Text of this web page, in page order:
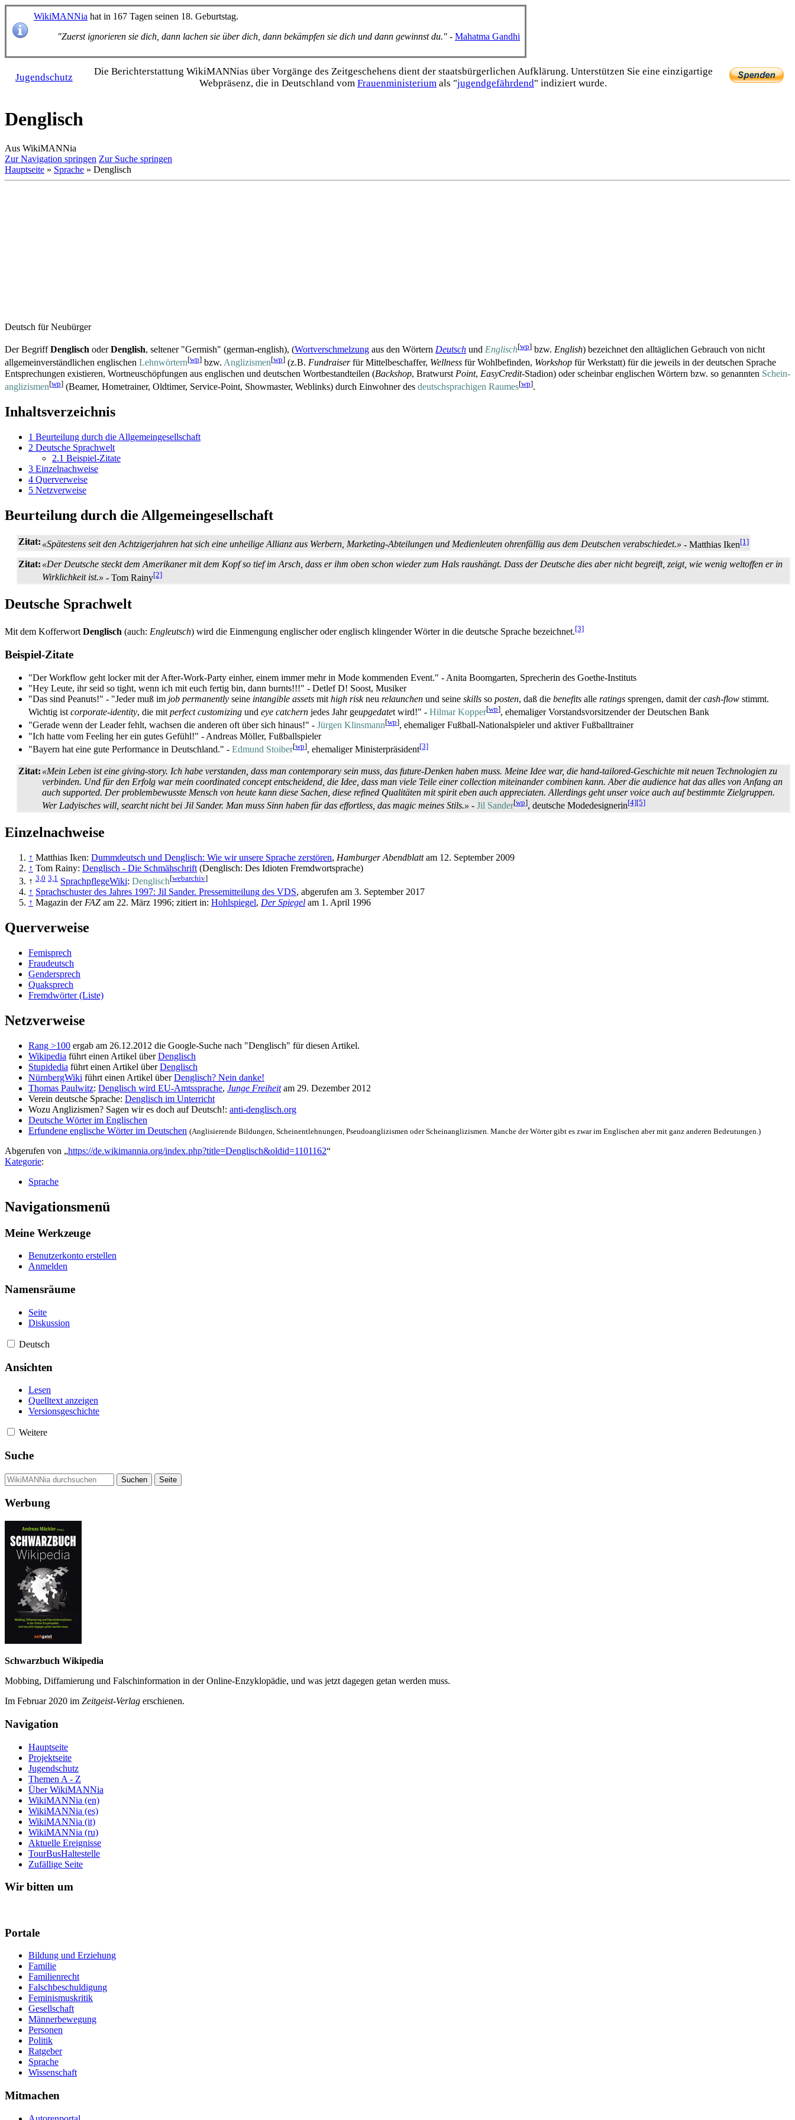
WikiMANNia hat in 167 Tagen seinen 18. Geburtstag.
"Zuerst ignorieren sie dich, dann lachen sie über dich, dann bekämpfen sie dich und dann gewinnst du." - Mahatma Gandhi
Jugendschutz
Die Bericht­erstattung WikiMANNias über Vorgänge des Zeitgeschehens dient der staats­bürgerlichen Aufklärung. Unterstützen Sie eine einzig­artige
Webpräsenz, die in Deutschland vom Frauen­ministerium als "jugend­gefährdend" indiziert wurde.
Denglisch
Aus WikiMANNia
Zur Navigation springen Zur Suche springen
Hauptseite » Sprache » Denglisch
Deutsch für Neubürger
Der BegriffDenglisch oderDenglish, seltener "Germish" (german-english), (Wort­verschmelzung aus den Wörtern Deutsch und Englisch[wp] bzw. English) bezeichnet den alltäglichen Gebrauch von nicht
allgemein­verständlichen englischen Lehnwörtern[wp] bzw. Anglizismen[wp] (z.B. Fundraiserfür Mittelbeschaffer, Wellness für Wohlbefinden, Workshop für Werkstatt) für die jeweils in der deutschen Sprache
Entsprechungen existieren, Wort­neu­schöpfungen aus englischen und deutschen Wort­bestand­teilen (Backshop, Bratwurst Point, EasyCredit-Stadion) oder scheinbar englischen Wörtern bzw. so genannten Schein­
anglizismen[wp] (Beamer, Hometrainer, Oldtimer, Service-Point, Showmaster, Weblinks) durch Einwohner des deutsch­sprachigen Raumes[wp].
Inhaltsverzeichnis
1 Beurteilung durch die Allgemeingesellschaft
2 Deutsche Sprachwelt
2.1 Beispiel-Zitate
3 Einzelnachweise
4 Querverweise
5 Netzverweise
Beurteilung durch die Allgemeingesellschaft
Zitat: «Spätestens seit den Achtzigerjahren hat sich eine unheilige Allianz aus Werbern, Marketing-Abteilungen und Medien­leuten ohrenfällig aus dem Deutschen verabschiedet.» - Matthias Iken[1]
Zitat: «Der Deutsche steckt dem Amerikaner mit dem Kopf so tief im Arsch, dass er ihm oben schon wieder zum Hals raushängt. Dass der Deutsche dies aber nicht begreift, zeigt, wie wenig weltoffen er in
Wirklichkeit ist.» - Tom Rainy[2]
Deutsche Sprachwelt
Mit dem KofferwortDenglisch (auch: Engleutsch) wird die Einmengung englischer oder englisch klingender Wörter in die deutsche Sprache bezeichnet.[3]
Beispiel-Zitate
"Der Workflow geht locker mit der After-Work-Party einher, einem immer mehr in Mode kommenden Event." - Anita Boomgarten, Sprecherin des Goethe-Instituts
"Hey Leute, ihr seid so tight, wenn ich mit euch fertig bin, dann burnts!!!" - Detlef D! Soost, Musiker
"Das sind Peanuts!" - "Jeder muß im job permanently seine intangible assets mit high riskneu relaunchen und seine skills so posten, daß die benefits alle ratings sprengen, damit dercash-flow stimmt.
Wichtig ist corporate-identity, die mit perfect customizing und eye catchern jedes Jahr geupgedatet wird!" - Hilmar Kopper[wp], ehemaliger Vorstands­vorsitzender der Deutschen Bank
"Gerade wenn der Leader fehlt, wachsen die anderen oft über sich hinaus!" - Jürgen Klinsmann[wp], ehemaliger Fußball-Nationalspieler und aktiver Fußballtrainer
"Ich hatte vom Feeling her ein gutes Gefühl!" - Andreas Möller, Fußballspieler
"Bayern hat eine gute Performance in Deutschland." - Edmund Stoiber[wp], ehemaliger Ministerpräsident[3]
Zitat: «Mein Leben ist eine giving-story. Ich habe verstanden, dass man contemporary sein muss, das future-Denken haben muss. Meine Idee war, die hand-tailored-Geschichte mit neuen Technologien zu
verbinden. Und für den Erfolg war mein coordinated conceptentscheidend, die Idee, dass man viele Teile einercollection miteinandercombinen kann. Aber die audience hat das alles von Anfang an
auch supported. Der problem­bewusste Mensch von heute kann diese Sachen, diese refined Qualitäten mitspiriteben auch appreciaten. Allerdings geht unservoice auch auf bestimmte Zielgruppen.
Wer Ladyisches will, searchtnicht bei Jil Sander. Man muss Sinn haben für das effortless , das magic meines Stils.» - Jil Sander[wp], deutsche Modedesignerin[4][5]
Einzelnachweise
↑ Matthias Iken: Dummdeutsch und Denglisch: Wie wir unsere Sprache zerstören, Hamburger Abendblattam 12. September 2009
↑ Tom Rainy: Denglisch - Die Schmähschrift (Denglisch: Des Idioten Fremdwortsprache)
↑ 3,0 3,1 SprachpflegeWiki: Denglisch[webarchiv]
↑ Sprachschuster des Jahres 1997: Jil Sander. Pressemitteilung des VDS, abgerufen am 3. September 2017
↑ Magazin der FAZ am 22. März 1996; zitiert in: Hohlspiegel, Der Spiegel am 1. April 1996
Querverweise
Femisprech
Fraudeutsch
Gendersprech
Quaksprech
Fremdwörter (Liste)
Netzverweise
Rang >100 ergab am 26.12.2012 die Google-Suche nach "Denglisch" für diesen Artikel.
Wikipedia führt einen Artikel überDenglisch
Stupidedia führt einen Artikel überDenglisch
NürnbergWiki führt einen Artikel überDenglisch? Nein danke!
Thomas Paulwitz: Denglisch wird EU-Amtssprache, Junge Freiheitam 29. Dezember 2012
Verein deutsche Sprache: Denglisch im Unterricht
Wozu Anglizismen? Sagen wir es doch auf Deutsch!: anti-denglisch.org
Deutsche Wörter im Englischen
Erfundene englische Wörter im Deutschen (Anglisierende Bildungen, Schein­entlehnungen, Pseudo­anglizismen oder Schein­anglizismen. Manche der Wörter gibt es zwar im Englischen aber mit ganz anderen Bedeutungen.)
Abgerufen von „https://de.wikimannia.org/index.php?title=Denglisch&oldid=1101162“
Kategorie:
Sprache
Navigationsmenü
Meine Werkzeuge
Benutzerkonto erstellen
Anmelden
Namensräume
Seite
Diskussion
Deutsch
Ansichten
Lesen
Quelltext anzeigen
Versionsgeschichte
Weitere
Suche
Werbung
Schwarzbuch Wikipedia
Mobbing, Diffamierung und Falsch­information in der Online-Enzyklo­pädie, und was jetzt da­gegen getan werden muss.
Im Februar 2020 im Zeit­geist-Verlag erschienen.
Navigation
Hauptseite
Projektseite
Jugendschutz
Themen A - Z
Über WikiMANNia
WikiMANNia (en)
WikiMANNia (es)
WikiMANNia (it)
WikiMANNia (ru)
Aktuelle Ereignisse
TourBusHaltestelle
Zufällige Seite
Wir bitten um
Portale
Bildung und Erziehung
Familie
Familienrecht
Falschbeschuldigung
Feminismuskritik
Gesellschaft
Männerbewegung
Personen
Politik
Ratgeber
Sprache
Wissenschaft
Mitmachen